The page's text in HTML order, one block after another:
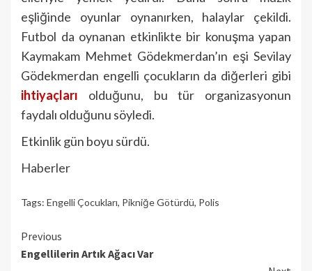
eşliğinde oyunlar oynanırken, halaylar çekildi.
Futbol da oynanan etkinlikte bir konuşma yapan
Kaymakam Mehmet Gödekmerdan’ın eşi Sevilay
Gödekmerdan engelli çocukların da diğerleri gibi
ihtiyaçları olduğunu, bu tür organizasyonun
faydalı olduğunu söyledi.
Etkinlik gün boyu sürdü.
Haberler
Tags: Engelli Çocukları, Pikniğe Götürdü, Polis
Continue
Reading
Previous
Engellilerin Artık Ağacı Var